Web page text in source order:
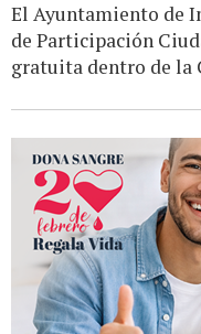
El Ayuntamiento de
de Participación
gratuita dentro de la